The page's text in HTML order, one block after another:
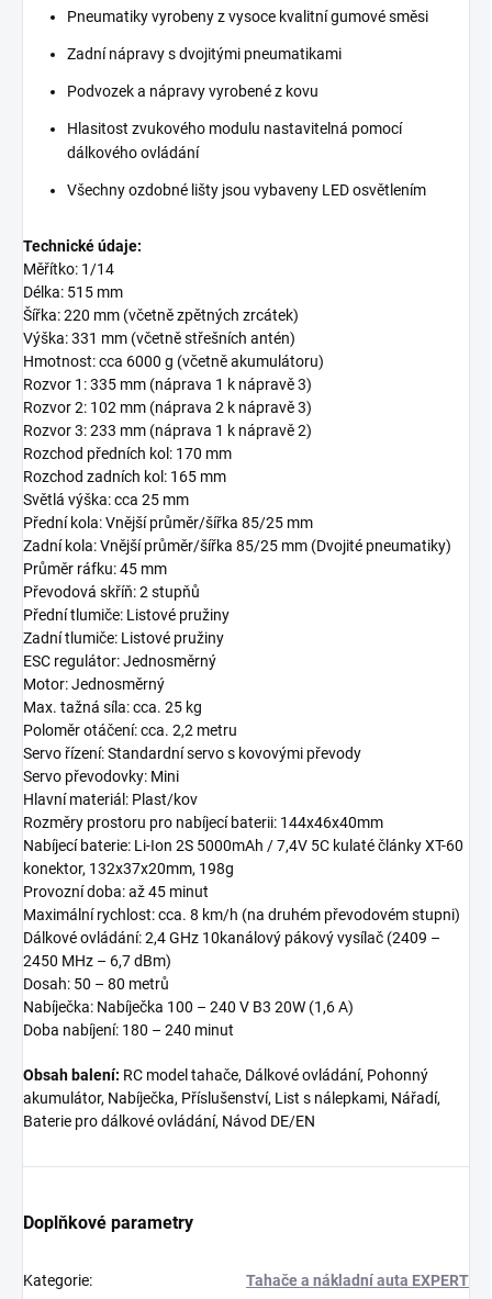
Pneumatiky vyrobeny z vysoce kvalitní gumové směsi
Zadní nápravy s dvojitými pneumatikami
Podvozek a nápravy vyrobené z kovu
Hlasitost zvukového modulu nastavitelná pomocí
dálkového ovládání
Všechny ozdobné lišty jsou vybaveny LED osvětlením
Technické údaje:
Měřítko: 1/14
Délka: 515 mm
Šířka: 220 mm (včetně zpětných zrcátek)
Výška: 331 mm (včetně střešních antén)
Hmotnost: cca 6000 g (včetně akumulátoru)
Rozvor 1: 335 mm (náprava 1 k nápravě 3)
Rozvor 2: 102 mm (náprava 2 k nápravě 3)
Rozvor 3: 233 mm (náprava 1 k nápravě 2)
Rozchod předních kol: 170 mm
Rozchod zadních kol: 165 mm
Světlá výška: cca 25 mm
Přední kola: Vnější průměr/šířka 85/25 mm
Zadní kola: Vnější průměr/šířka 85/25 mm (Dvojité pneumatiky)
Průměr ráfku: 45 mm
Převodová skříň: 2 stupňů
Přední tlumiče: Listové pružiny
Zadní tlumiče: Listové pružiny
ESC regulátor: Jednosměrný
Motor: Jednosměrný
Max. tažná síla: cca. 25 kg
Poloměr otáčení: cca. 2,2 metru
Servo řízení: Standardní servo s kovovými převody
Servo převodovky: Mini
Hlavní materiál: Plast/kov
Rozměry prostoru pro nabíjecí baterii: 144x46x40mm
Nabíjecí baterie: Li-Ion 2S 5000mAh / 7,4V 5C kulaté články XT-60
konektor, 132x37x20mm, 198g
Provozní doba: až 45 minut
Maximální rychlost: cca. 8 km/h (na druhém převodovém stupni)
Dálkové ovládání: 2,4 GHz 10kanálový pákový vysílač (2409 –
2450 MHz – 6,7 dBm)
Dosah: 50 – 80 metrů
Nabíječka: Nabíječka 100 – 240 V B3 20W (1,6 A)
Doba nabíjení: 180 – 240 minut
Obsah balení: RC model tahače, Dálkové ovládání, Pohonný
akumulátor, Nabíječka, Příslušenství, List s nálepkami, Nářadí,
Baterie pro dálkové ovládání, Návod DE/EN
Doplňkové parametry
Kategorie: Tahače a nákladní auta EXPERT